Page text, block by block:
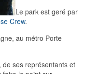
Le park est geré par
Crew.
au métro Porte
de ses représentants et